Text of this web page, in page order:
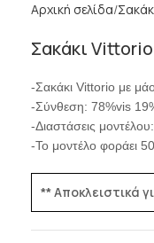
Αρχική σελίδα
Σακάκι
-Σακάκι Vittorio με
-Σύνθεση: 78%vis
-Διαστάσεις
-Το μοντέλο φοράει 50
** Αποκλειστικά